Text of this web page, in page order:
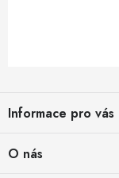
pInformace pro vás
O nás